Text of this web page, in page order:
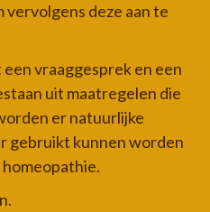
deze aan te
vraaggesprek en een
uit maatregelen die
er natuurlijke
gebruikt kunnen worden